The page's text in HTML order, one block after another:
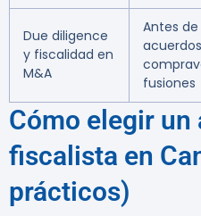
Due diligence
y fiscalidad en
M&A
Antes
fusiones
Cómo elegir un
fiscalista en
prácticos)